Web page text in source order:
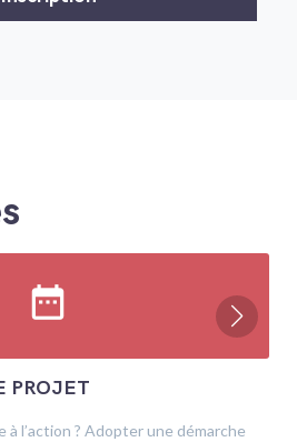
date_range
PROJET
à l’action ? Adopter une démarche